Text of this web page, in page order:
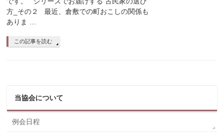
方_その２ 最近、倉敷での町おこしの関係も
ありま …
この記事を読む
当協会について
例会日程